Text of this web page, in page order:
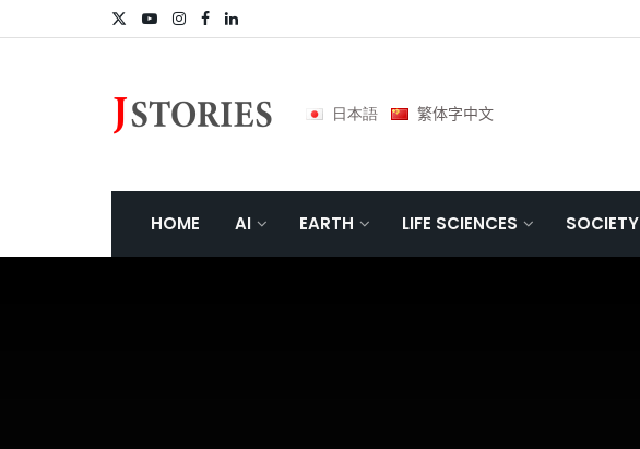
日本語 繁体字中文
HOME AI EARTH LIFE SCIENCES SOCIETY